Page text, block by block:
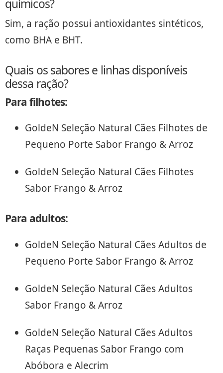
químicos?
Sim, a ração possui antioxidantes sintéticos,
como BHA e BHT.
Quais os sabores e linhas disponíveis
dessa ração?
Para filhotes:
GoldeN Seleção Natural Cães Filhotes de
Pequeno Porte Sabor Frango & Arroz
GoldeN Seleção Natural Cães Filhotes
Sabor Frango & Arroz
Para adultos:
GoldeN Seleção Natural Cães Adultos de
Pequeno Porte Sabor Frango & Arroz
GoldeN Seleção Natural Cães Adultos
Sabor Frango & Arroz
GoldeN Seleção Natural Cães Adultos
Raças Pequenas Sabor Frango com
Abóbora e Alecrim